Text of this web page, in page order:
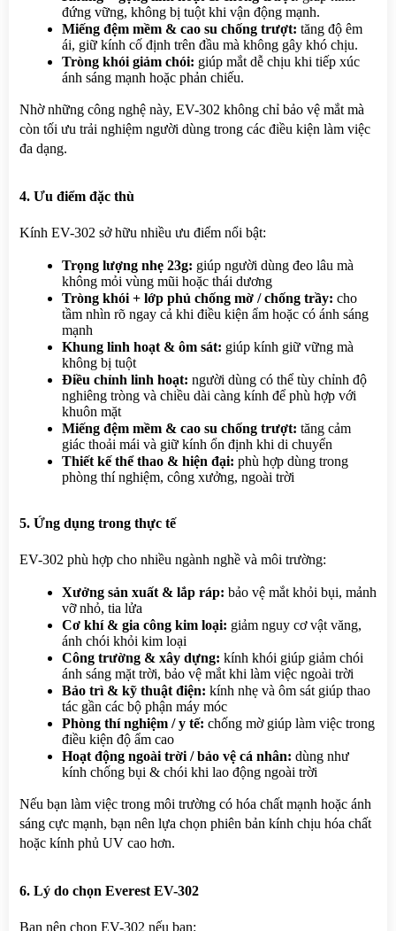
đứng vững, không bị tuột khi vận động mạnh.
Miếng đệm mềm & cao su chống trượt: tăng độ êm
ái, giữ kính cố định trên đầu mà không gây khó chịu.
Tròng khói giảm chói: giúp mắt dễ chịu khi tiếp xúc
ánh sáng mạnh hoặc phản chiếu.
Nhờ những công nghệ này, EV-302 không chỉ bảo vệ mắt mà
còn tối ưu trải nghiệm người dùng trong các điều kiện làm việc
đa dạng.
4. Ưu điểm đặc thù
Kính EV-302 sở hữu nhiều ưu điểm nổi bật:
Trọng lượng nhẹ 23g: giúp người dùng đeo lâu mà
không mỏi vùng mũi hoặc thái dương
Tròng khói + lớp phủ chống mờ / chống trầy: cho
tầm nhìn rõ ngay cả khi điều kiện ẩm hoặc có ánh sáng
mạnh
Khung linh hoạt & ôm sát: giúp kính giữ vững mà
không bị tuột
Điều chỉnh linh hoạt: người dùng có thể tùy chỉnh độ
nghiêng tròng và chiều dài càng kính để phù hợp với
khuôn mặt
Miếng đệm mềm & cao su chống trượt: tăng cảm
giác thoải mái và giữ kính ổn định khi di chuyển
Thiết kế thể thao & hiện đại: phù hợp dùng trong
phòng thí nghiệm, công xưởng, ngoài trời
5. Ứng dụng trong thực tế
EV-302 phù hợp cho nhiều ngành nghề và môi trường:
Xưởng sản xuất & lắp ráp: bảo vệ mắt khỏi bụi, mảnh
vỡ nhỏ, tia lửa
Cơ khí & gia công kim loại: giảm nguy cơ vật văng,
ánh chói khỏi kim loại
Công trường & xây dựng: kính khói giúp giảm chói
ánh sáng mặt trời, bảo vệ mắt khi làm việc ngoài trời
Bảo trì & kỹ thuật điện: kính nhẹ và ôm sát giúp thao
tác gần các bộ phận máy móc
Phòng thí nghiệm / y tế: chống mờ giúp làm việc trong
điều kiện độ ẩm cao
Hoạt động ngoài trời / bảo vệ cá nhân: dùng như
kính chống bụi & chói khi lao động ngoài trời
Nếu bạn làm việc trong môi trường có hóa chất mạnh hoặc ánh
sáng cực mạnh, bạn nên lựa chọn phiên bản kính chịu hóa chất
hoặc kính phủ UV cao hơn.
6. Lý do chọn Everest EV-302
Bạn nên chọn EV-302 nếu bạn: